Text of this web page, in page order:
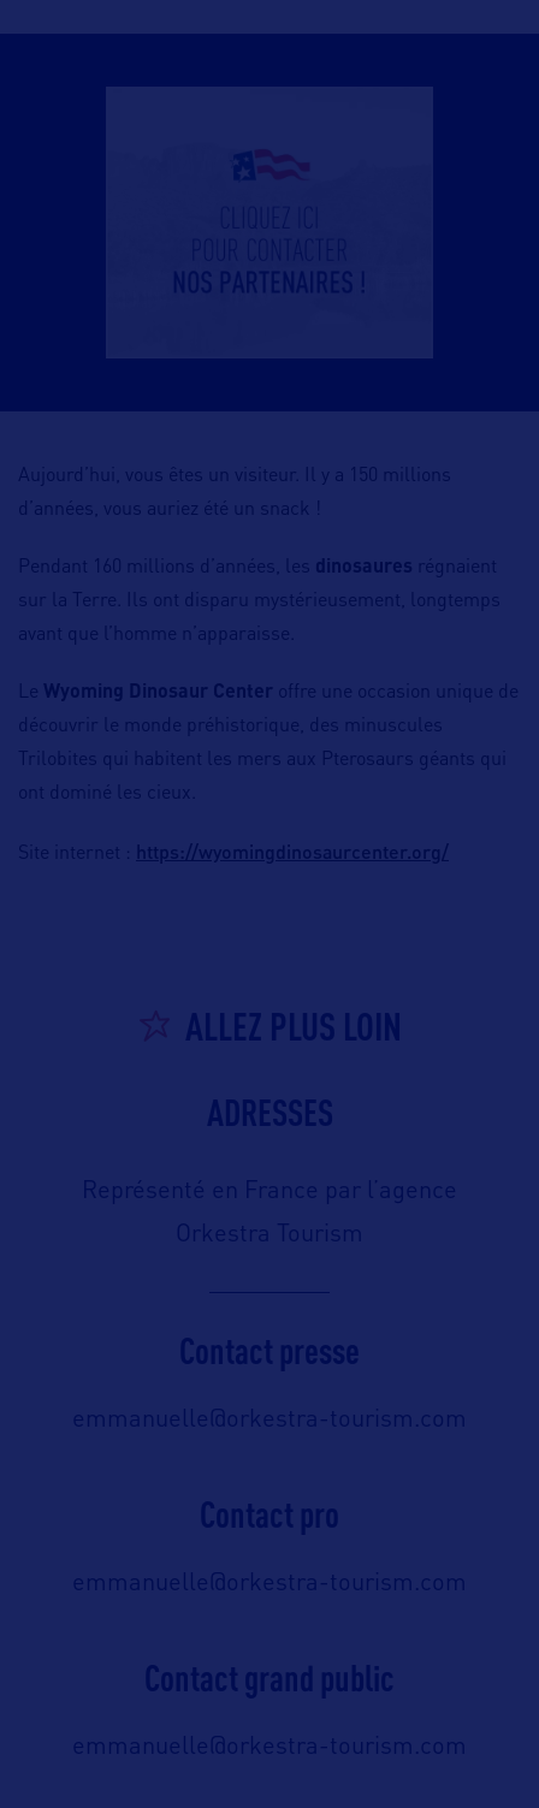
Aujourd’hui, vous êtes un visiteur. Il y a 150 millions
d’années, vous auriez été un snack !
Pendant 160 millions d’années, les dinosaures régnaient
sur la Terre. Ils ont disparu mystérieusement, longtemps
avant que l’homme n’apparaisse.
Le Wyoming Dinosaur Center offre une occasion unique de
découvrir le monde préhistorique, des minuscules
Trilobites qui habitent les mers aux Pterosaurs géants qui
ont dominé les cieux.
Site internet : https://wyomingdinosaurcenter.org/
ALLEZ PLUS LOIN
ADRESSES
Représenté en France par l’agence
Orkestra Tourism
Contact presse
emmanuelle@orkestra-tourism.com
Contact pro
emmanuelle@orkestra-tourism.com
Contact grand public
emmanuelle@orkestra-tourism.com